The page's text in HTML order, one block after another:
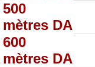
500
mètres DA
600
mètres DA